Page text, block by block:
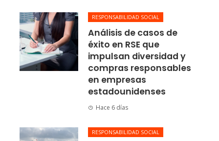
RESPONSABILIDAD SOCIAL
Análisis de casos de
éxito en RSE que
impulsan diversidad y
compras responsables
en empresas
estadounidenses
Hace 6 días
RESPONSABILIDAD SOCIAL